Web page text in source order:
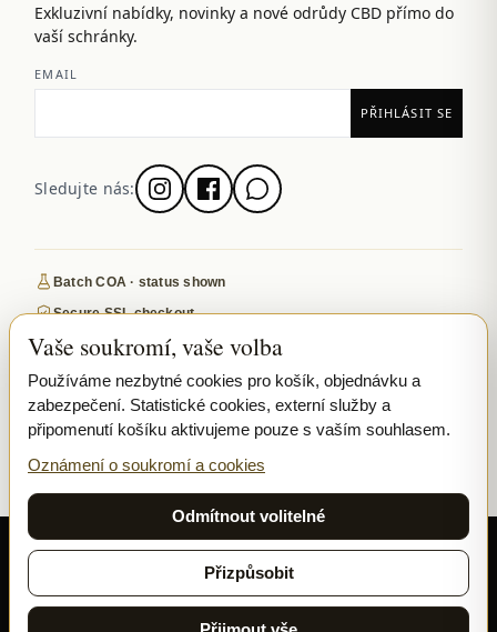
Exkluzivní nabídky, novinky a nové odrůdy CBD přímo do
vaší schránky.
EMAIL
Sledujte nás:
Batch COA · status shown
Secure SSL checkout
Discreet, tracked EU delivery
Premium indoor · COA where published
Google-reviewed
₿ BITCOIN SEPA PPL
© 2026 Ladymary ·Solar Shine s.r.o.· Karlova 150/42, 110 00 Praha,
Czech Republic · IČO 04375092 · DIČ CZ04375092
SoukromíObchodní podmínkyCookies
Vaše soukromí, vaše volba
Používáme nezbytné cookies pro košík, objednávku a
zabezpečení. Statistické cookies, externí služby a
připomenutí košíku aktivujeme pouze s vaším souhlasem.
Oznámení o soukromí a cookies
Odmítnout volitelné
Přizpůsobit